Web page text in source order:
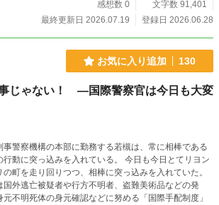
感想数 0
文字数 91,401
最終更新日 2026.07.19
登録日 2026.06.28
お気に入り追加 130
じゃない！ ―国際警察官は今日も大変
事警察機構の本部に勤務する若槻は、常に相棒である
に突っ込みを入れている。 今日も今日とてリヨン
の町を走り回りつつ、相棒に突っ込みを入れていた。
国外逃亡被疑者や行方不明者、盗難美術品などの発
元不明死体の身元確認などに努める「国際手配制度」